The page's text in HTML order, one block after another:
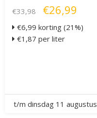
€33,98 €26,99
€6,99 korting (21%)
€1,87 per liter
t/m dinsdag 11 augustus